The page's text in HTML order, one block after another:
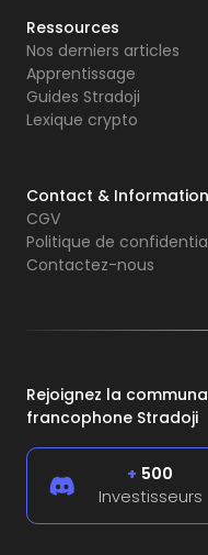
Ressources
Nos derniers articles
Apprentissage
Guides Stradoji
Lexique crypto
Contact &
CGV
Politique de
Contactez-nous
Rejoignez la
francophone Stradoji
+ 500
Investisseurs